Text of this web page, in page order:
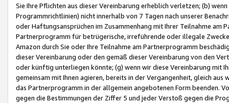
Sie Ihre Pflichten aus dieser Vereinbarung erheblich verletzen; (b)
Programmrichtlinien) nicht innerhalb von 7 Tagen nach unserer
oder Haftungsansprüchen im Zusammenhang mit Ihrer Teilnahme am
Partnerprogramm für betrügerische, irreführende oder illegale
Amazon durch Sie oder Ihre Teilnahme am Partnerprogramm
dieser Vereinbarung oder den gemäß dieser Vereinbarung von den
oder künftig unterliegen könnte; (g) wenn wir diese Vereinbarung mit
gemeinsam mit Ihnen agieren, bereits in der Vergangenheit, gleich
das Partnerprogramm in der allgemein angebotenen Form beenden.
gegen die Bestimmungen der Ziffer 5 und jeder Verstoß gegen die